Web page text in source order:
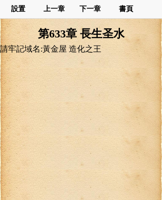
設置 上一章 下一章 書頁
第633章 長生圣水
請牢記域名:黃金屋 造化之王